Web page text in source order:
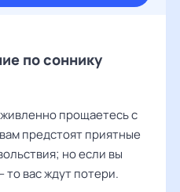
по соннику
прощаетесь с
предстоят приятные
но если вы
то вас ждут потери.